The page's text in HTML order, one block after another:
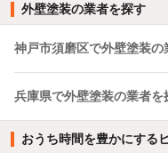
外壁塗装の業者を探す
神戸市須磨区で外壁塗装の
兵庫県で外壁塗装の業者を
おうち時間を豊かにする